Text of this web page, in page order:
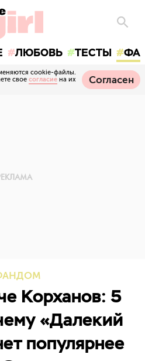
ЛЮБОВЬ ТЕСТЫ
cookie-файлы.
свое согласие на их
Согласен
Корханов: 5
«Далекий
популярнее